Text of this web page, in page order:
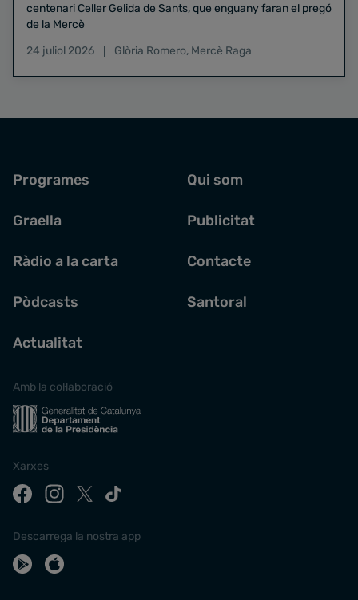
centenari Celler Gelida de Sants, que enguany faran el pregó
de la Mercè
24 juliol 2026
Glòria Romero, Mercè Raga
Programes
Graella
Ràdio a la carta
Pòdcasts
Actualitat
Qui som
Publicitat
Contacte
Santoral
Amb la col·laboració
Xarxes
Descarrega la nostra app